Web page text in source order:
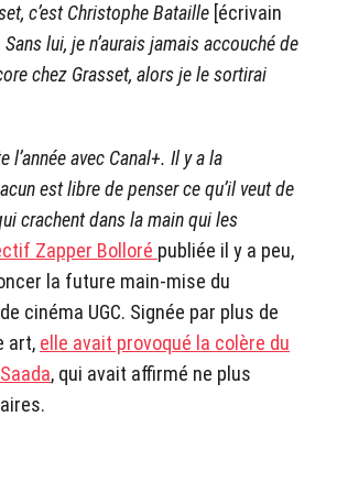
c’est Christophe Bataille [écrivain
Sans lui, je n’aurais jamais accouché de
chez Grasset, alors je le sortirai
l’année avec Canal+. Il y a la
est libre de penser ce qu’il veut de
crachent dans la main qui les
Zapper Bolloré publiée il y a peu,
la future main-mise du
cinéma UGC. Signée par plus de
art, elle avait provoqué la colère du
, qui avait affirmé ne plus